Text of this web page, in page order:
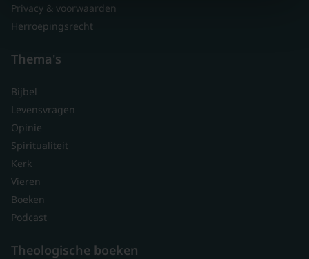
Privacy & voorwaarden
Herroepingsrecht
Thema's
Bijbel
Levensvragen
Opinie
Spiritualiteit
Kerk
Vieren
Boeken
Podcast
Theologische boeken